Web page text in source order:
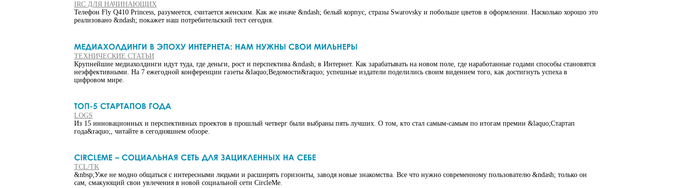
IRC ДЛЯ НАЧИНАЮЩИХ
Телефон Fly Q410 Princess, разумеется, считается женским. Как же иначе &ndash; белый корпус, стразы Swarovsky и побольше цветов в оформлении. Насколько хорошо это
реализовано &ndash; покажет наш потребительский тест сегодня.
ТЕХНИЧЕСКИЕ СТАТЬИ
Крупнейшие медиахолдинги идут туда, где деньги, рост и перспектива &ndash; в Интернет. Как зарабатывать на новом поле, где наработанные годами способы становятся
неэффективными. На 7 ежегодной конференции газеты &laquo;Ведомости&raquo; успешные издатели поделились своим видением того, как достигнуть успеха в
цифровом мире.
LOGS
Из 15 инновационных и перспективных проектов в прошлый четверг были выбраны пять лучших. О том, кто стал самым-самым по итогам премии &laquo;Стартап
года&raquo;, читайте в сегодняшнем обзоре.
TCL/TK
&nbsp;Уже не модно общаться с интересными людьми и расширять горизонты, заводя новые знакомства. Все что нужно современному пользователю &ndash; только он
сам, смакующий свои увлечения в новой социальной сети CircleMe.